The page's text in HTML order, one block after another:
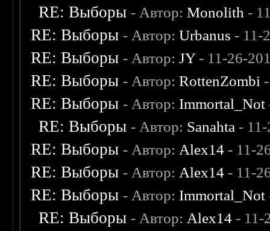
RE: Выборы - Автор:Monolith -
RE: Выборы - Автор:Urbanus - 11-
RE: Выборы - Автор:JY- 11-26-
RE: Выборы - Автор:RottenZombi
RE: Выборы - Автор: Immortal_Not
RE: Выборы - Автор: Sanahta -
RE: Выборы - Автор: Alex14 - 11-
RE: Выборы - Автор: Alex14 - 11-
RE: Выборы - Автор: Immortal_Not
RE: Выборы - Автор: Alex14 - 11-